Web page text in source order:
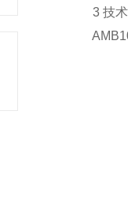
3 技术